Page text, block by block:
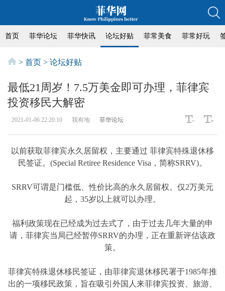
首页 菲华论坛 菲华快讯 论坛好贴 菲常美食 菲常好玩
> 首页 > 论坛好贴
最低21周岁！7.5万美金即可办理，菲律宾
投资移民大解密
2021-01-06 22:20:10 我有地 菲华论坛
以前获取菲律宾永久居留权，主要通过 菲律宾特殊退休移
民签证。(Special Retiree Residence Visa，简称SRRV)。
SRRV可谓是门槛低、性价比高的永久居留权。仅2万美元
起，35岁以上就可以办理。
福利政策现在已经成为过去式了，由于过去几年大量的申
请，菲律宾当局已经暂停SRRV的办理，正在重新评估该政
策。
菲律宾特殊退休移民签证，由菲律宾退休移民署于1985年推
出的一项移民政策，旨在吸引外国人来菲律宾投资、旅游、